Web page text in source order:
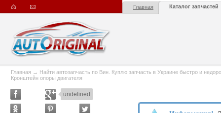
Главная Каталог запчастей
Главная → Найти автозапчасть по Вин. Куплю запчасть в Украине быстро и
Кронштейн опоры двигателя
undefined